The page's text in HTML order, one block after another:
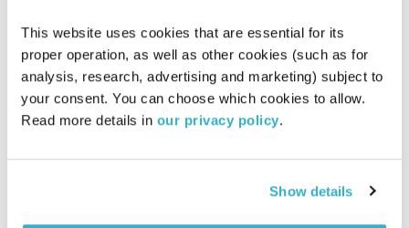
This website uses cookies that are essential for its
proper operation, as well as other cookies (such as for
analysis, research, advertising and marketing) subject to
your consent. You can choose which cookies to allow.
Read more details in our privacy policy.
Show details
מרחב ריפוי – 15.11.24
אורי בנקהלטר
אורי בנקהלטר בונה עולם מופלא של קולות, צלילים ותדרים